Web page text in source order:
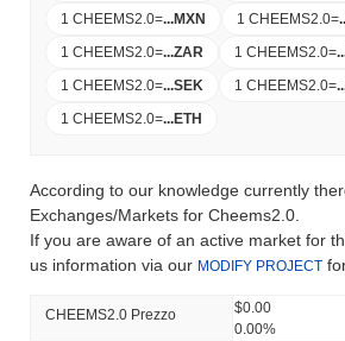
1 CHEEMS2.0=...MXN 1 CHEEMS2.0=
1 CHEEMS2.0=...ZAR 1 CHEEMS2.0=
1 CHEEMS2.0=...SEK 1 CHEEMS2.0=
1 CHEEMS2.0=...ETH
According to our knowledge currently
Exchanges/Markets for Cheems2.0.
If you are aware of an active market for
us information via our MODIFY PROJECT
CHEEMS2.0 Prezzo
$0.00
0.00%